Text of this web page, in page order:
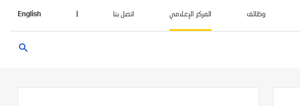
وظائف المركز الإعلامي اتصل بنا English
search